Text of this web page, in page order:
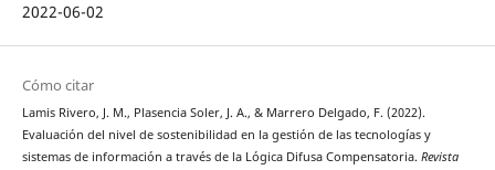
2022-06-02
Cómo citar
Lamis Rivero, J. M., Plasencia Soler, J. A., & Marrero Delgado, F. (2022).
Evaluación del nivel de sostenibilidad en la gestión de las tecnologías y
sistemas de información a través de la Lógica Difusa Compensatoria. Revista